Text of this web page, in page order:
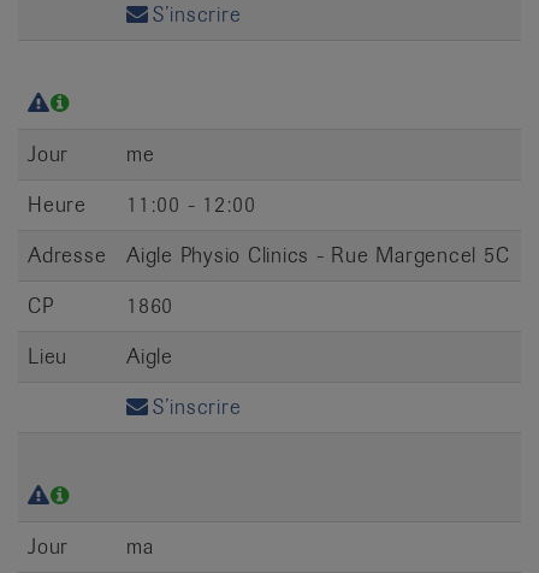
S’inscrire
Jour
me
Heure
11:00 - 12:00
Adresse
Aigle Physio Clinics - Rue Margencel 5C
CP
1860
Lieu
Aigle
S’inscrire
Jour ma